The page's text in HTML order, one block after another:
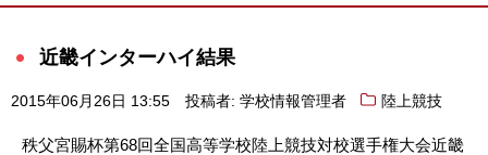
近畿インターハイ結果
2015年06月26日 13:55 投稿者: 学校情報管理者 陸上競技
秩父宮賜杯第68回全国高等学校陸上競技対校選手権大会近畿